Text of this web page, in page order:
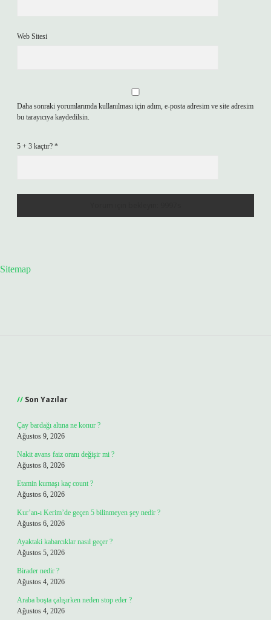
Web Sitesi
Daha sonraki yorumlarımda kullanılması için adım, e-posta adresim ve site adresim
bu tarayıcıya kaydedilsin.
5 + 3 kaçtır? *
Sitemap
Son Yazılar
Çay bardağı altına ne konur ?
Ağustos 9, 2026
Nakit avans faiz oranı değişir mi ?
Ağustos 8, 2026
Etamin kumaşı kaç count ?
Ağustos 6, 2026
Kur’an-ı Kerim’de geçen 5 bilinmeyen şey nedir ?
Ağustos 6, 2026
Ayaktaki kabarcıklar nasıl geçer ?
Ağustos 5, 2026
Birader nedir ?
Ağustos 4, 2026
Araba boşta çalışırken neden stop eder ?
Ağustos 4, 2026